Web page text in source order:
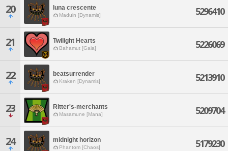
20 luna crescente
Maduin [Dynamis] 5296410
21 Twilight Hearts
Bahamut [Gaia] 5226069
22 beatsurrender
Kraken [Dynamis] 5213910
23 Ritter's-merchants
Masamune [Mana] 5209704
24 midnight horizon
Phantom [Chaos] 5179230